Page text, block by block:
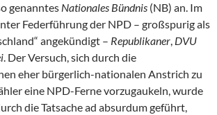
genanntes Nationales Bündnis (NB) an. Im
Federführung der NPD – großspurig als
angekündigt – Republikaner, DVU
. Der Versuch, sich durch die
eher bürgerlich-nationalen Anstrich zu
eine NPD-Ferne vorzugaukeln, wurde
die Tatsache ad absurdum geführt,